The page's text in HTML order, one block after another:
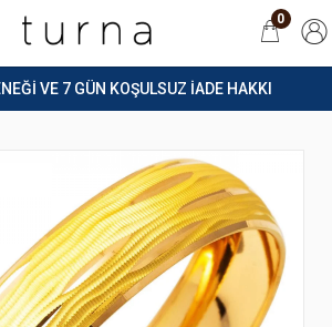
VE 7 GÜN KOŞULSUZ İADE HAKKI
0